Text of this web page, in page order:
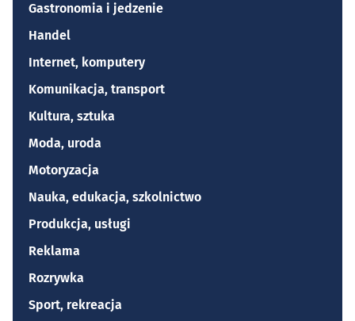
Gastronomia i jedzenie
Handel
Internet, komputery
Komunikacja, transport
Kultura, sztuka
Moda, uroda
Motoryzacja
Nauka, edukacja, szkolnictwo
Produkcja, usługi
Reklama
Rozrywka
Sport, rekreacja